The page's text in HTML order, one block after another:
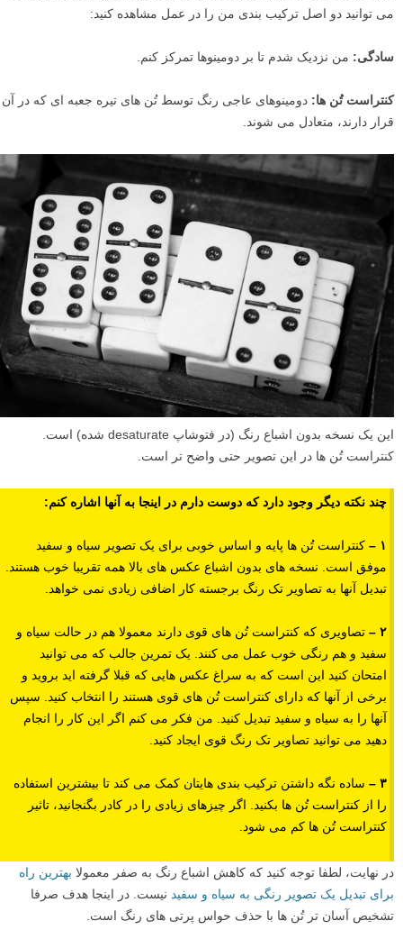
می توانید دو اصل ترکیب بندی من را در عمل مشاهده کنید:
سادگی: من نزدیک شدم تا بر دومینوها تمرکز کنم.
کنتراست تُن ها: دومینوهای عاجی رنگ توسط تُن های تیره جعبه ای که در آن
قرار دارند، متعادل می شوند.
این یک نسخه بدون اشباع رنگ (در فتوشاپ desaturate شده) است.
کنتراست تُن ها در این تصویر حتی واضح تر است.
چند نکته دیگر وجود دارد که دوست دارم در اینجا به آنها اشاره کنم:
۱ –
کنتراست تُن ها پایه و اساس خوبی برای یک تصویر سیاه و سفید
موفق است. نسخه های بدون اشباع عکس های بالا همه تقریبا خوب هستند.
تبدیل آنها به تصاویر تک رنگ برجسته کار اضافی زیادی نمی خواهد.
۲ –
تصاویری که کنتراست تُن های قوی دارند معمولا هم در حالت سیاه و
سفید و هم رنگی خوب عمل می کنند. یک تمرین جالب که می توانید
امتحان کنید این است که به سراغ عکس هایی که قبلا گرفته اید بروید و
برخی از آنها که دارای کنتراست تُن های قوی هستند را انتخاب کنید. سپس
آنها را به سیاه و سفید تبدیل کنید. من فکر می کنم اگر این کار را انجام
دهید می توانید تصاویر تک رنگ قوی ایجاد کنید.
۳ –
ساده نگه داشتن ترکیب بندی هایتان کمک می کند تا بیشترین استفاده
را از کنتراست تُن ها بکنید. اگر چیزهای زیادی را در کادر بگنجانید، تاثیر
کنتراست تُن ها کم می شود.
در نهایت، لطفا توجه کنید که کاهش اشباع رنگ به صفر معمولا بهترین راه
برای تبدیل یک تصویر رنگی به سیاه و سفید نیست. در اینجا هدف صرفا
تشخیص آسان تر تُن ها با حذف حواس پرتی های رنگ است.